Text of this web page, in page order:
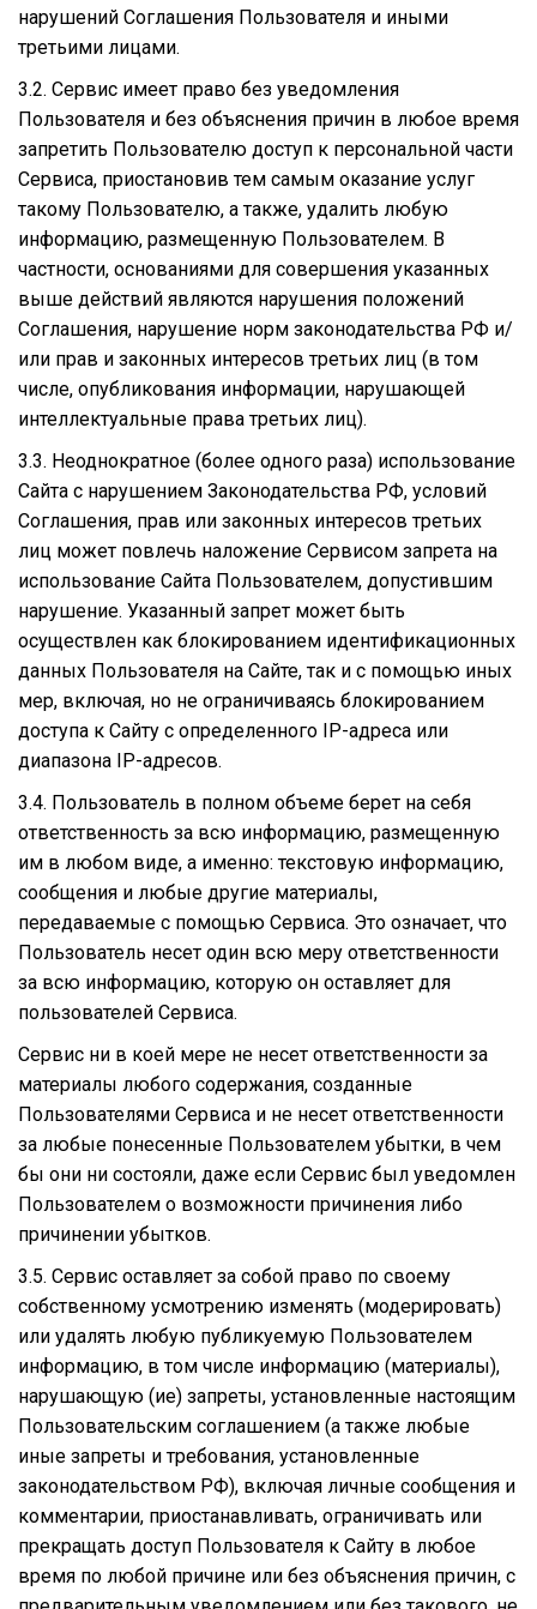
нарушений Соглашения Пользователя и иными
третьими лицами.
3.2. Сервис имеет право без уведомления
Пользователя и без объяснения причин в любое время
запретить Пользователю доступ к персональной части
Сервиса, приостановив тем самым оказание услуг
такому Пользователю, а также, удалить любую
информацию, размещенную Пользователем. В
частности, основаниями для совершения указанных
выше действий являются нарушения положений
Соглашения, нарушение норм законодательства РФ и/
или прав и законных интересов третьих лиц (в том
числе, опубликования информации, нарушающей
интеллектуальные права третьих лиц).
3.3. Неоднократное (более одного раза) использование
Сайта с нарушением Законодательства РФ, условий
Соглашения, прав или законных интересов третьих
лиц может повлечь наложение Сервисом запрета на
использование Сайта Пользователем, допустившим
нарушение. Указанный запрет может быть
осуществлен как блокированием идентификационных
данных Пользователя на Сайте, так и с помощью иных
мер, включая, но не ограничиваясь блокированием
доступа к Сайту с определенного IP-адреса или
диапазона IP-адресов.
3.4. Пользователь в полном объеме берет на себя
ответственность за всю информацию, размещенную
им в любом виде, а именно: текстовую информацию,
сообщения и любые другие материалы,
передаваемые с помощью Сервиса. Это означает, что
Пользователь несет один всю меру ответственности
за всю информацию, которую он оставляет для
пользователей Сервиса.
Сервис ни в коей мере не несет ответственности за
материалы любого содержания, созданные
Пользователями Сервиса и не несет ответственности
за любые понесенные Пользователем убытки, в чем
бы они ни состояли, даже если Сервис был уведомлен
Пользователем о возможности причинения либо
причинении убытков.
3.5. Сервис оставляет за собой право по своему
собственному усмотрению изменять (модерировать)
или удалять любую публикуемую Пользователем
информацию, в том числе информацию (материалы),
нарушающую (ие) запреты, установленные настоящим
Пользовательским соглашением (а также любые
иные запреты и требования, установленные
законодательством РФ), включая личные сообщения и
комментарии, приостанавливать, ограничивать или
прекращать доступ Пользователя к Сайту в любое
время по любой причине или без объяснения причин, с